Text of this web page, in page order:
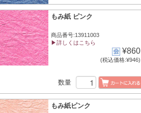
もみ紙 ピンク
商品番号:13911003
▶詳しくはこちら
¥860
(税込価格:¥946)
数量
もみ紙ピンク